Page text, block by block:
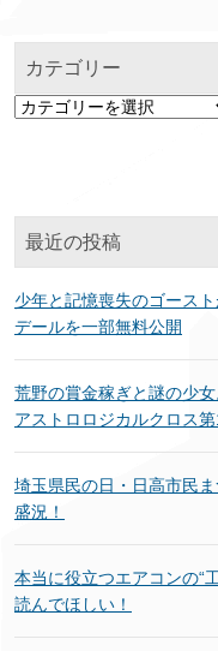
カテゴリー
カ
最近の投稿
少年と記憶喪失のゴース
デールを一部無料公開
荒野の賞金稼ぎと謎の少
アストロロジカルクロス
埼玉県民の日・日高市民
盛況！
本当に役立つエアコンの“
読んでほしい！